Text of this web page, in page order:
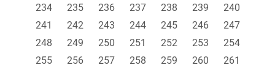
234
235 236 237 238 239
240
241
242 243 244 245 246
247
248
249 250 251 252 253
254
255
256 257 258 259 260
261